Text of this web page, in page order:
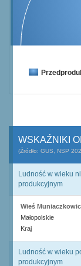
WSKAŹNIKI
(Źródło: GUS, NSP
Ludność w wieku
produkcyjnym
Wieś
Małopolskie
Kraj
Ludność w wieku
produkcyjnym